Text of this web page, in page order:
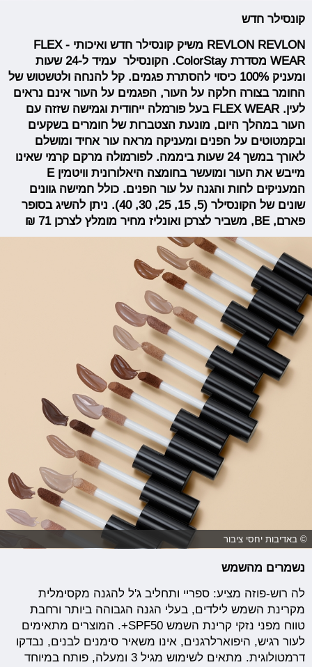
קונסילר חדש
REVLON REVLON משיק קונסילר חדש ואיכותי - FLEX
WEAR מסדרת ColorStay. הקונסילר עמיד ל-24 שעות
ומעניק 100% כיסוי להסתרת פגמים. קל להנחה ולטשטוש של
החומר בצורה חלקה על העור, הפגמים על העור אינם נראים
לעין. FLEX WEAR בעל פורמלה ייחודית וגמישה שזזה עם
העור במהלך היום, מונעת הצטברות של חומרים בשקעים
ובקמטוטים על הפנים ומעניקה מראה עור אחיד ומושלם
לאורך במשך 24 שעות ביממה. לפורמולה מרקם קרמי שאינו
מייבש את העור ומועשר בחומצה היאלורונית וויטמין E
המעניקים לחות והגנה על עור הפנים. כולל חמישה גוונים
שונים של הקונסילר (5, 15, 25, 30, 40). ניתן להשיג בסופר
פארם, BE, משביר לצרכן ואונליז מחיר מומלץ לצרכן 71 ₪
© באדיבות יחסי ציבור
נשמרים מהשמש
לה רוש-פוזה מציע: ספריי ותחליב ג'ל להגנה מקסימלית
מקרינת השמש לילדים, בעלי הגנה הגבוהה ביותר ורחבת
טווח מפני נזקי קרינת השמש SPF50+. המוצרים מתאימים
לעור רגיש, היפוארלרגנים, אינו משאיר סימנים לבנים, נבדקו
דרמטולוגית. מתאים לשימוש מגיל 3 ומעלה, פותח במיוחד